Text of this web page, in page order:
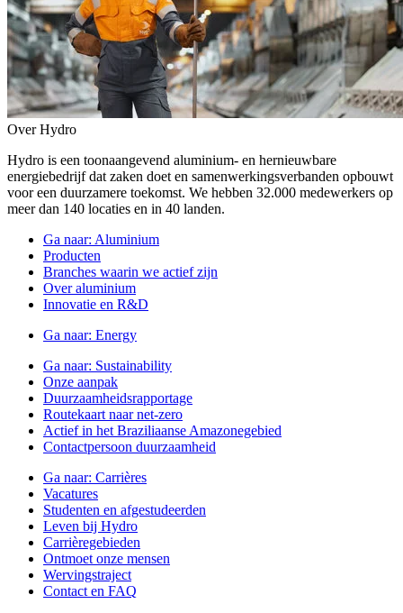
Over Hydro
Hydro is een toonaangevend aluminium- en hernieuwbare
energiebedrijf dat zaken doet en samenwerkingsverbanden opbouwt
voor een duurzamere toekomst. We hebben 32.000 medewerkers op
meer dan 140 locaties en in 40 landen.
Ga naar: Aluminium
Producten
Branches waarin we actief zijn
Over aluminium
Innovatie en R&D
Ga naar: Energy
Ga naar: Sustainability
Onze aanpak
Duurzaamheidsrapportage
Routekaart naar net-zero
Actief in het Braziliaanse Amazonegebied
Contactpersoon duurzaamheid
Ga naar: Carrières
Vacatures
Studenten en afgestudeerden
Leven bij Hydro
Carrièregebieden
Ontmoet onze mensen
Wervingstraject
Contact en FAQ